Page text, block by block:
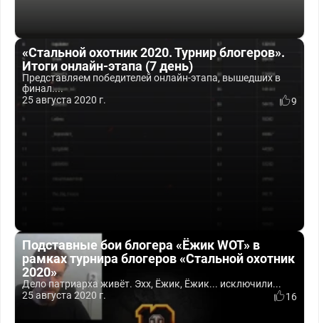
«Стальной охотник 2020. Турнир блогеров».
Итоги онлайн-этапа (7 день)
Представляем победителей онлайн-этапа, вышедших в
финал....
25 августа 2020 г.
9
Подставные бои блогера «Ёжик WOT» в
рамках турнира блогеров «Стальной охотник
2020»
Дело патриарха живёт. Эхх, Ёжик, Ёжик... исключили...
25 августа 2020 г.
16